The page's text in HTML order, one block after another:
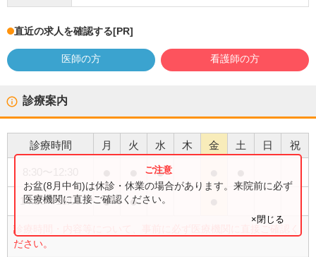
直近の求人を確認する[PR]
医師の方 看護師の方
診療案内
診療時間 月 火 水 木 金 土 日 祝
●
14:30〜18:00 ● ●
診療時間・内容等について、事前に必ず医療機関に直接ご確認く
ださい。
お盆(8月中旬)は休診・休業の場合があります。来院前に必ず
医療機関に直接ご確認ください。
×閉じる